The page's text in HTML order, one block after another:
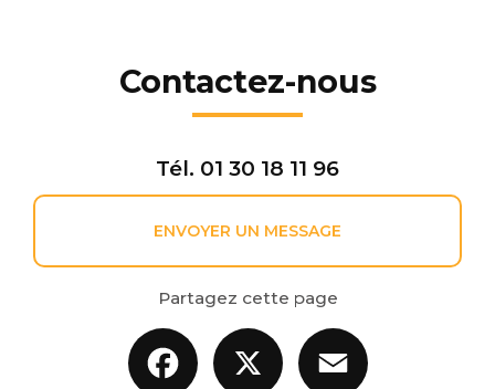
Contactez-nous
Tél. 01 30 18 11 96
ENVOYER UN MESSAGE
Partagez cette page
Facebook